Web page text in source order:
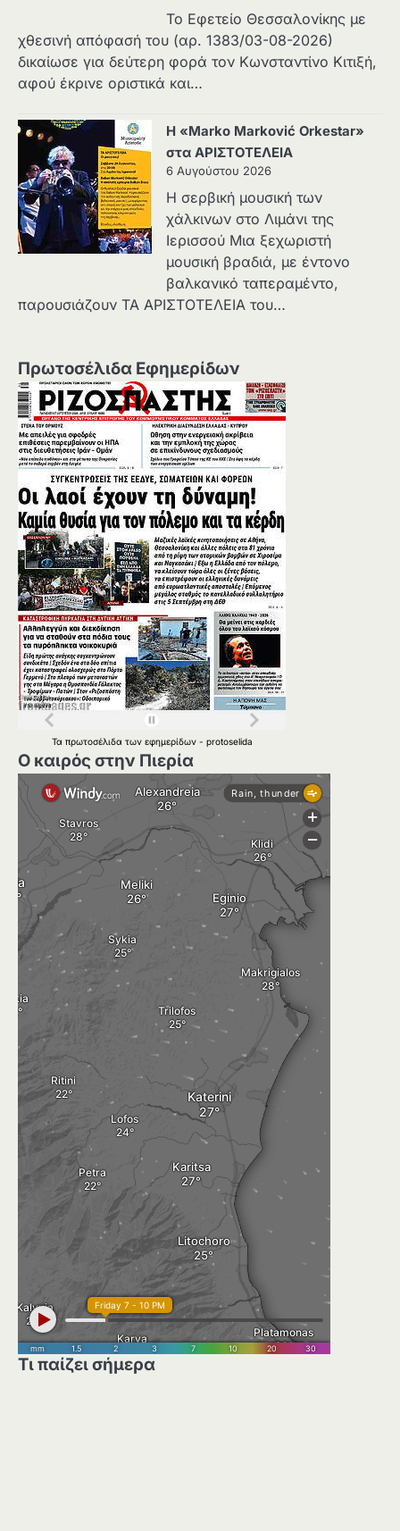
Το Εφετείο Θεσσαλονίκης με
χθεσινή απόφασή του (αρ. 1383/03-08-2026)
δικαίωσε για δεύτερη φορά τον Κωνσταντίνο Κιτιξή,
αφού έκρινε οριστικά και…
Η «Marko Marković Orkestar»
στα ΑΡΙΣΤΟΤΕΛΕΙΑ
6 Αυγούστου 2026
Η σερβική μουσική των
χάλκινων στο Λιμάνι της
Ιερισσού Μια ξεχωριστή
μουσική βραδιά, με έντονο
βαλκανικό ταπεραμέντο,
παρουσιάζουν ΤΑ ΑΡΙΣΤΟΤΕΛΕΙΑ του…
Πρωτοσέλιδα Εφημερίδων
Τα πρωτοσέλιδα των εφημερίδων - protoselida
Ο καιρός στην Πιερία
Τι παίζει σήμερα